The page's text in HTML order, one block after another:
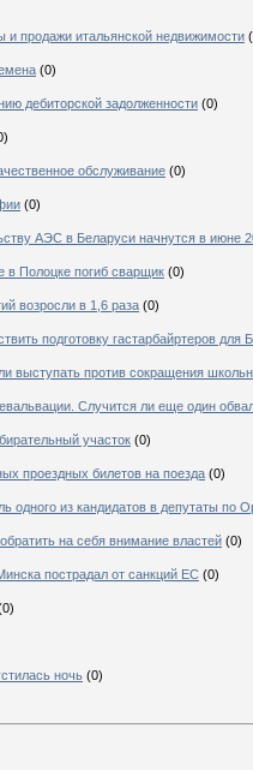
и продажи итальянской недвижимости
(0)
дебиторской задолженности (0)
обслуживание (0)
(0)
АЭС в Беларуси начнутся в июне
в Полоцке погиб сварщик (0)
возросли в 1,6 раза (0)
подготовку гастарбайртеров для
выступать против сокращения
Случится ли еще один
участок (0)
проездных билетов на поезда (0)
одного из кандидатов в депутаты по
на себя внимание властей (0)
пострадал от санкций ЕС (0)
ночь (0)